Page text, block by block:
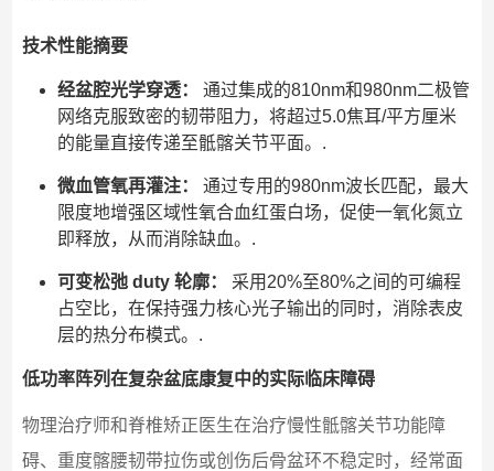
技术性能摘要
经盆腔光学穿透：
通过集成的810nm和980nm二极管
网络克服致密的韧带阻力，将超过5.0焦耳/平方厘米
的能量直接传递至骶髂关节平面。.
微血管氧再灌注：
通过专用的980nm波长匹配，最大
限度地增强区域性氧合血红蛋白场，促使一氧化氮立
即释放，从而消除缺血。.
可变松弛 duty 轮廓：
采用20%至80%之间的可编程
占空比，在保持强力核心光子输出的同时，消除表皮
层的热分布模式。.
低功率阵列在复杂盆底康复中的实际临床障碍
物理治疗师和脊椎矫正医生在治疗慢性骶髂关节功能障
碍、重度髂腰韧带拉伤或创伤后骨盆环不稳定时，经常面